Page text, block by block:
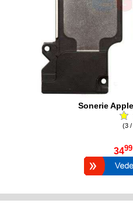
Sonerie
(3 /
3499